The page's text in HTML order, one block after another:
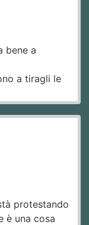
bene a
a tiragli le
protestando
è una cosa